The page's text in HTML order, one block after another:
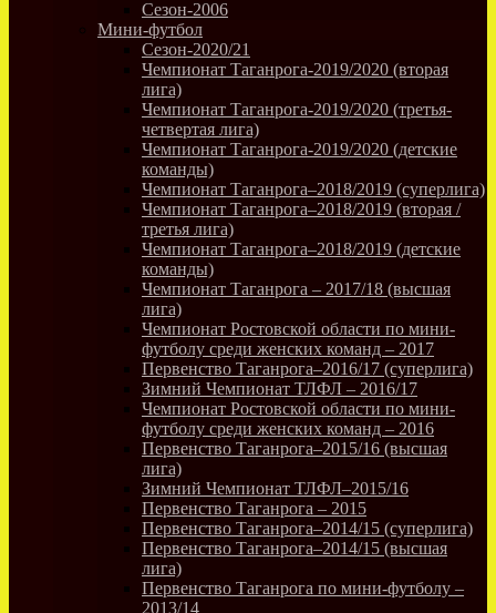
Сезон-2006
Мини-футбол
Сезон-2020/21
Чемпионат Таганрога-2019/2020 (вторая
лига)
Чемпионат Таганрога-2019/2020 (третья-
четвертая лига)
Чемпионат Таганрога-2019/2020 (детские
команды)
Чемпионат Таганрога–2018/2019 (суперлига)
Чемпионат Таганрога–2018/2019 (вторая /
третья лига)
Чемпионат Таганрога–2018/2019 (детские
команды)
Чемпионат Таганрога – 2017/18 (высшая
лига)
Чемпионат Ростовской области по мини-
футболу среди женских команд – 2017
Первенство Таганрога–2016/17 (суперлига)
Зимний Чемпионат ТЛФЛ – 2016/17
Чемпионат Ростовской области по мини-
футболу среди женских команд – 2016
Первенство Таганрога–2015/16 (высшая
лига)
Зимний Чемпионат ТЛФЛ–2015/16
Первенство Таганрога – 2015
Первенство Таганрога–2014/15 (суперлига)
Первенство Таганрога–2014/15 (высшая
лига)
Первенство Таганрога по мини-футболу –
2013/14